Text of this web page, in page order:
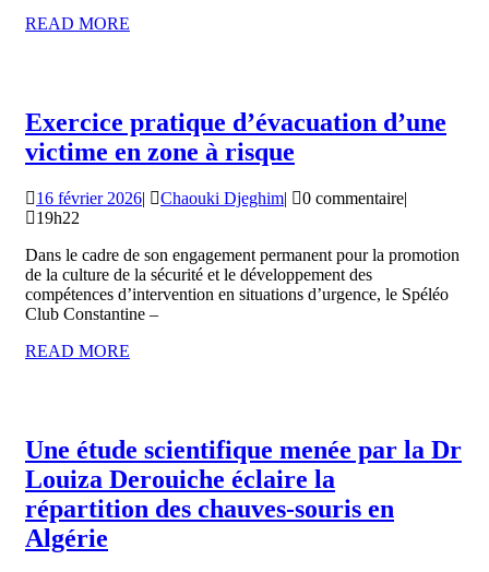
de
READ MORE
Exercice pratique d’évacuation d’une
victime en zone à risque
d’évacuation
victime
en
16 février 202616
| Chaouki DjeghimChaouki
| 0 commentaire|
19h22
Dans le cadre de son engagement permanent pour la promotion
de la culture de la sécurité et le développement des
compétences d’intervention en situations d’urgence, le Spéléo
Club Constantine –
READ MORE
Une étude scientifique menée par la Dr
Louiza Derouiche éclaire la
répartition des chauves-souris en
Algérie